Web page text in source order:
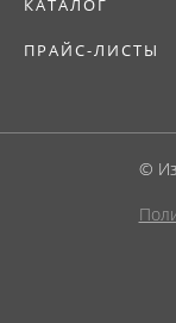
ПРАЙС-ЛИСТЫ
©